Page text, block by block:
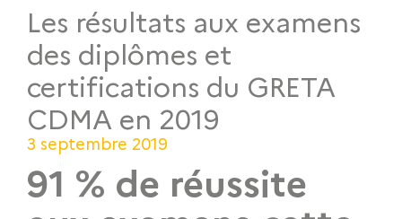
Les résultats aux examens
des diplômes et
certifications du GRETA
CDMA en 2019
3 septembre 2019
91 % de réussite